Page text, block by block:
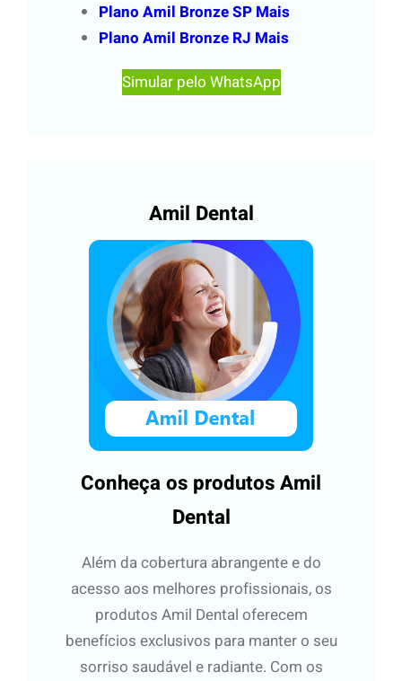
Plano Amil Bronze SP Mais
Plano Amil Bronze RJ Mais
Simular pelo WhatsApp
Amil Dental
Conheça os produtos Amil
Dental
Além da cobertura abrangente e do
acesso aos melhores profissionais, os
produtos Amil Dental oferecem
benefícios exclusivos para manter o seu
sorriso saudável e radiante. Com os